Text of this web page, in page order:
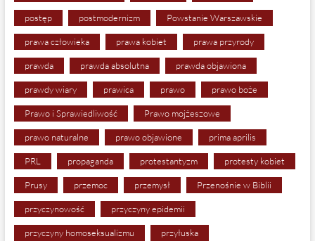
postęp postmodernizm Powstanie Warszawskie
prawa człowieka prawa kobiet prawa przyrody
prawda prawda absolutna prawda objawiona
prawdy wiary prawica prawo prawo boże
Prawo i Sprawiedliwość Prawo mojżeszowe
prawo naturalne prawo objawione prima aprilis
PRL propaganda protestantyzm protesty kobiet
Prusy przemoc przemysł Przenośnie w Biblii
przyczynowość przyczyny epidemii
przyczyny homoseksualizmu przyłuska